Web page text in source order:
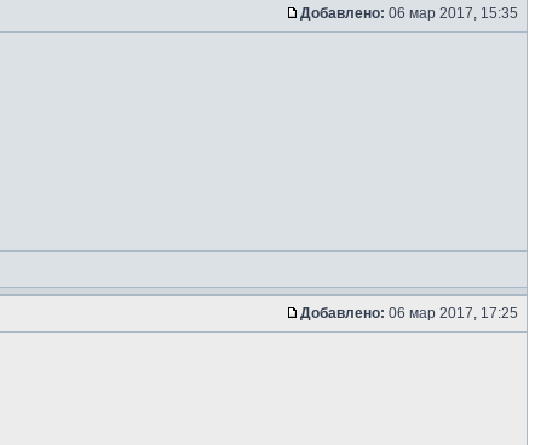
Добавлено: 06 мар 2017, 15:35
Добавлено: 06 мар 2017, 17:25